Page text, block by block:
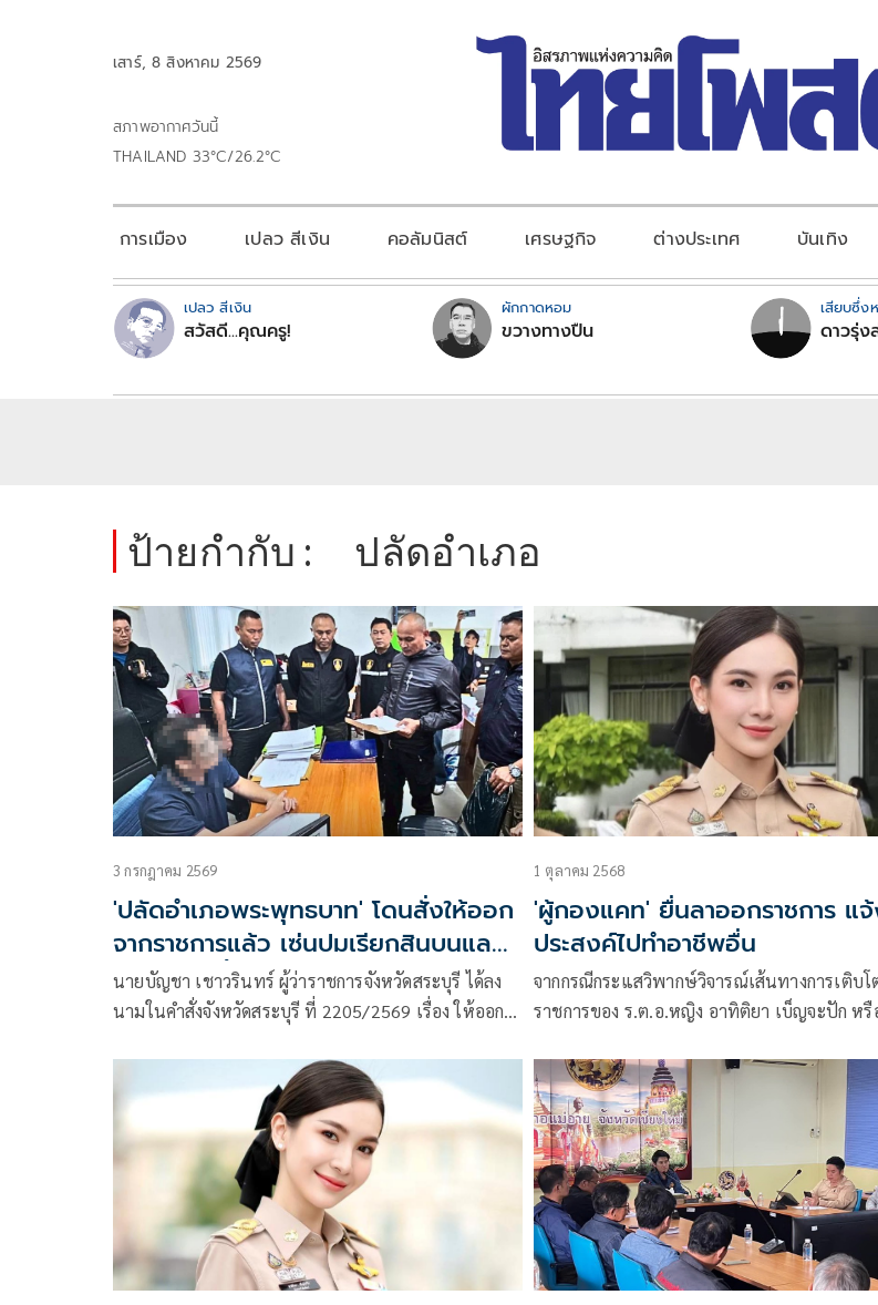
เสาร์, 8 สิงหาคม 2569
สภาพอากาศวันนี้
THAILAND 33°C/26.2°C
การเมือง เปลว สีเงิน คอลัมนิสต์ เศรษฐกิจ ต่างประเทศ บันเทิง
เปลว สีเงิน
สวัสดี...คุณครู!
ผักกาดหอม
ขวางทางปืน
เสียบซึ่ง
ดาวรุ่ง
ป้ายกำกับ : ปลัดอำเภอ
3 กรกฎาคม 2569
'ปลัดอำเภอพระพุทธบาท' โดนสั่งให้ออก
จากราชการแล้ว เซ่นปมเรียกสินบนแลก
ใบอนุญาตซื้อปืน
นายบัญชา เชาวรินทร์ ผู้ว่าราชการจังหวัดสระบุรี ได้ลง
นามในคำสั่งจังหวัดสระบุรี ที่ 2205/2569 เรื่อง ให้ออก
นายกรัฐมนตรี และ รมว.มหาดไทย จากกรณีต้องหาว่า
กระทำความผิดอาญา โดยมีผลบังคับใช้กับ นายปริน วงศ์
กมุทรศัย ตำแหน่งปลัดอำเภอ (เจ้าพนักงานปกครอง
ชำนาญการ) ประจำที่ทำการปกครองอำเภอพระพุทธบาท
จังหวัดสระบุรี
1 ตุลาคม 2568
'ผู้กองแคท' ยื่นลาออกราชการ แ
ประสงค์ไปทำอาชีพอื่น
จากกรณีกระแสวิพากษ์วิจารณ์เส้นทางการเติบโ
ราชการของ ร.ต.อ.หญิง อาทิติยา เบ็ญจะปัก หรื
เมื่อไม่นานมานี้มีชื่อได้รับการแต่งตั้งเป็นปลัดอำ
เมืองศรีสะเกษ